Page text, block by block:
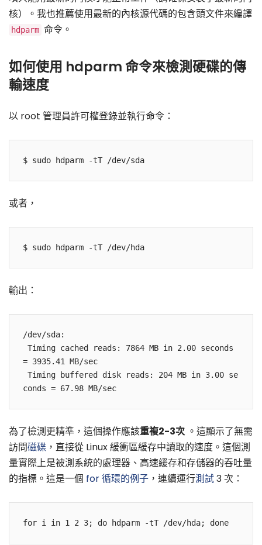
核）。我也推薦使用最新的內核源代碼的包含頭文件來編譯
hdparm 命令。
如何使用 hdparm 命令來檢測硬碟的傳
輸速度
以 root 管理員許可權登錄並執行命令：
或者，
輸出：
/dev/sda:
Timing cached reads: 7864 MB in 2.00 seconds
= 3935.41 MB/sec
Timing buffered disk reads: 204 MB in 3.00 se
為了檢測更精準，這個操作應該重複2-3次 。這顯示了無需
訪問磁碟 ，直接從 Linux 緩衝區緩存中讀取的速度。這個測
量實際上是被測系統的處理器、高速緩存和存儲器的吞吐量
的指標。這是一個 for 循環的例子 ，連續運行測試3 次：